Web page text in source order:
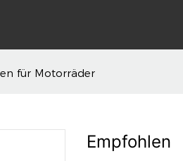
für Motorräder
Empfohlen